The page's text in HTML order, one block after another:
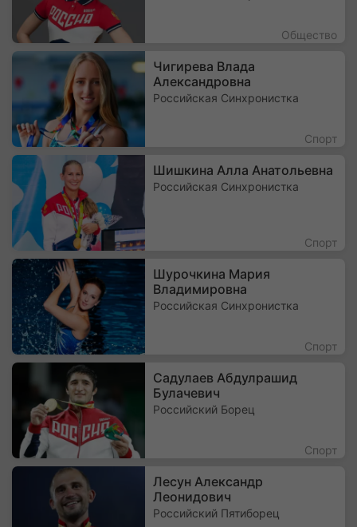
Общество
Чигирева Влада
Александровна
Российская Синхронистка
Спорт
Шишкина Алла Анатольевна
Российская Синхронистка
Спорт
Шурочкина Мария
Владимировна
Российская Синхронистка
Спорт
Садулаев Абдулрашид
Булачевич
Российский Борец
Спорт
Лесун Александр
Леонидович
Российский Пятиборец